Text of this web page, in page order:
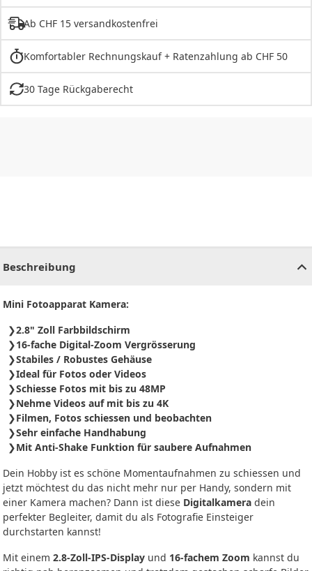
Ab CHF 15 versandkostenfrei
Komfortabler Rechnungskauf + Ratenzahlung ab CHF 50
30 Tage Rückgaberecht
Beschreibung
Mini Fotoapparat Kamera:
2.8" Zoll Farbbildschirm
16-fache Digital-Zoom Vergrösserung
Stabiles / Robustes Gehäuse
Ideal für Fotos oder Videos
Schiesse Fotos mit bis zu 48MP
Nehme Videos auf mit bis zu 4K
Filmen, Fotos schiessen und beobachten
Sehr einfache Handhabung
Mit Anti-Shake Funktion für saubere Aufnahmen
Dein Hobby ist es schöne Momentaufnahmen zu schiessen und
jetzt möchtest du das nicht mehr nur per Handy, sondern mit
einer Kamera machen? Dann ist diese Digitalkamera dein
perfekter Begleiter, damit du als Fotografie Einsteiger
durchstarten kannst!
Mit einem 2.8-Zoll-IPS-Display und 16-fachem Zoom kannst du